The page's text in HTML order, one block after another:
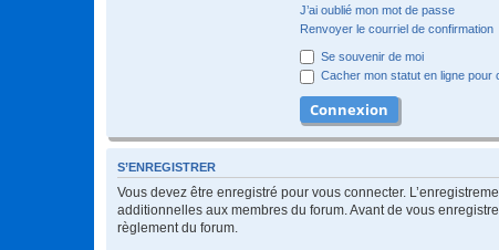
J’ai oublié mon mot de passe
Renvoyer le courriel de confirmation
Se souvenir de moi
Cacher mon statut en ligne pour
S’ENREGISTRER
Vous devez être enregistré pour vous connecter.
additionnelles aux membres du forum. Avant de vous
règlement du forum.